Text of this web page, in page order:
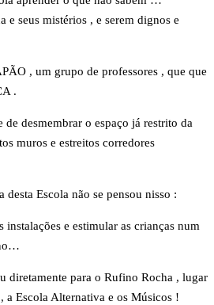
e seus mistérios , e serem dignos e
, um grupo de professores , que que
.
de desmembrar o espaço já restrito da
muros e estreitos corredores
Escola não se pensou nisso :
instalações e estimular as crianças num
diretamente para o Rufino Rocha , lugar
a Escola Alternativa e os Músicos !